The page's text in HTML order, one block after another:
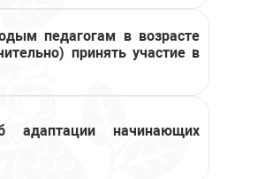
педагогам в возрасте
принять участие в
адаптации начинающих